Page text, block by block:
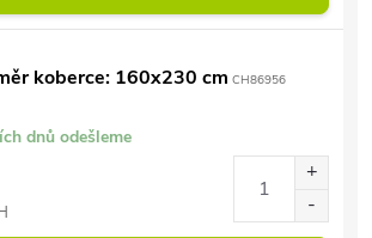
koberce: 160x230 cm CH86956
dnů odešleme